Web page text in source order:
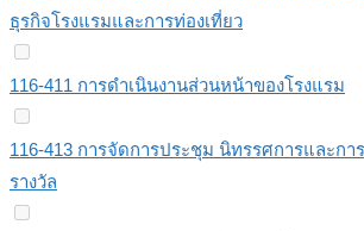
ธุรกิจโรงแรมและการท่องเที่ยว
116-411 การดำเนินงานส่วนหน้าของโรงแรม
116-413 การจัดการประชุม นิทรรศการและกา
รางวัล